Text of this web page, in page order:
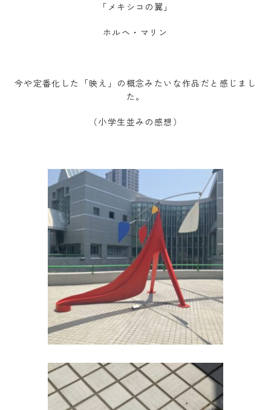
「メキシコの翼」
ホルヘ・マリン
今や定番化した「映え」の概念みたいな作品だと感じまし
た。
（小学生並みの感想）